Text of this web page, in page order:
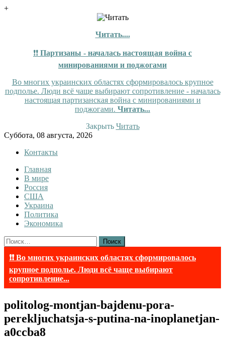
+
Читать....
❗❗ Партизаны - началась настоящая война с
минированиями и поджогами
Во многих украинских областях сформировалось крупное
подполье. Люди всё чаще выбирают сопротивление - началась
настоящая партизанская война с минированиями и
поджогами. Читать...
Закрыть Читать
Skip
content
Суббота, 08 августа, 2026
Контакты
Tewi
Tewi — Новости
Главная
В мире
Россия
США
Украина
Политика
Экономика
Найти:
❗❗ Во многих украинских областях сформировалось
крупное подполье. Люди всё чаще выбирают
сопротивление...
politolog-montjan-bajdenu-pora-
perekljuchatsja-s-putina-na-inoplanetjan-
a0ccba8